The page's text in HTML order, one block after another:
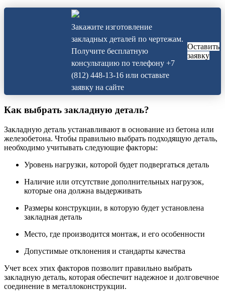
Закажите изготовление
закладных деталей по чертежам.
Получите бесплатную
консультацию по телефону +7
(812) 448-13-16 или оставьте
заявку на сайте
Оставить
заявку
Как выбрать закладную деталь?
Закладную деталь устанавливают в основание из бетона или
железобетона. Чтобы правильно выбрать подходящую деталь,
необходимо учитывать следующие факторы:
Уровень нагрузки, которой будет подвергаться деталь
Наличие или отсутствие дополнительных нагрузок,
которые она должна выдерживать
Размеры конструкции, в которую будет установлена
закладная деталь
Место, где производится монтаж, и его особенности
Допустимые отклонения и стандарты качества
Учет всех этих факторов позволит правильно выбрать
закладную деталь, которая обеспечит надежное и долговечное
соединение в металлоконструкции.